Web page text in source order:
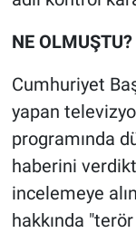
NE OLMUŞTU?
Cumhuriyet
yapan
programında
haberini
incelemeye
hakkında
Popüler
Sağlık